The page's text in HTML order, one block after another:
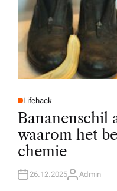
P
O
T
E
D
I
N
Lifehack
Bananenschil
waarom het
chemie
26.12.2025A
Admin